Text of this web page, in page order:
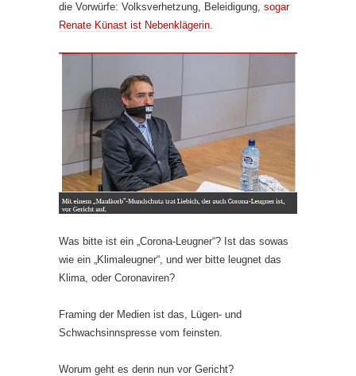
die Vorwürfe: Volksverhetzung, Beleidigung, sogar
Renate Künast ist Nebenklägerin.
Was bitte ist ein „Corona-Leugner“? Ist das sowas
wie ein „Klimaleugner“, und wer bitte leugnet das
Klima, oder Coronaviren?
Framing der Medien ist das, Lügen- und
Schwachsinnspresse vom feinsten.
Worum geht es denn nun vor Gericht?